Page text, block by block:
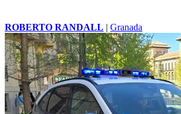
ROBERTO RANDALL Granada